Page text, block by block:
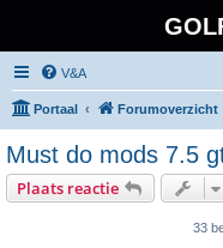
V&A
Portaal Forumoverzicht
Must do mods 7.5
Plaats reactie
33